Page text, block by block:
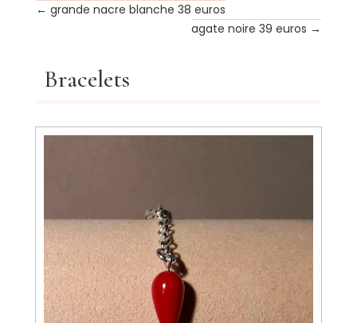
← grande nacre blanche 38 euros
agate noire 39 euros →
Bracelets